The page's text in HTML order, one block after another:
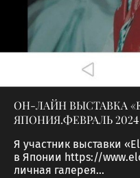
ОН-ЛАЙН ВЫСТАВКА
ЯПОНИЯ.ФЕВРАЛЬ 2024
Я участник выставки
в Японии https://
личная галерея...